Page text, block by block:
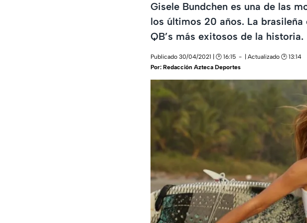
Gisele Bundchen es una de las
los últimos 20 años. La
QB’s más exitosos de la historia.
Publicado 30/04/2021 | 🕑 16:15
| Actualizado 🕑 13:14
Por: Redacción Azteca Deportes